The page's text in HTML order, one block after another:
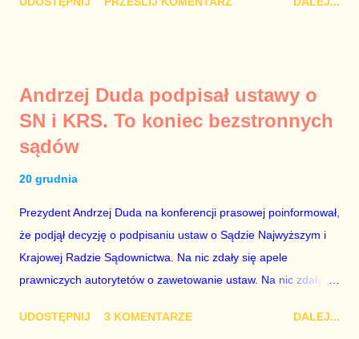
polityków PO na ten temat. Pokazanie kilkunastu przypadków
PiS, a następnie uzyskują stanowiska w spółkach Skarbu
Państwa ze względu na to, że partia PiS obsadziła zarządy
tych spółek i wymienia profesjonalistów na kadry partyjne.
które zawsze może się zdarzyć, a polegającym na tym, że
osoba z kwalifikacjami wpłaca na partię polityczną, a następnie
obejmuje prace w spółce, która jest zarządzana pośrednio
przez ta partię. Przeciwnie. Przedstawienie pierwszej gr...
Andrzej Duda podpisał ustawy o
SN i KRS. To koniec bezstronnych
sądów
20 grudnia
Prezydent Andrzej Duda na konferencji prasowej poinformował,
że podjął decyzję o podpisaniu ustaw o Sądzie Najwyższym i
Krajowej Radzie Sądownictwa. Na nic zdały się apele
prawniczych autorytetów o zawetowanie ustaw. Na nic zdały
ostatecznie zniszczy niezależność sądów od woli polityków. To
UDOSTĘPNIJ 3 KOMENTARZE DALEJ...